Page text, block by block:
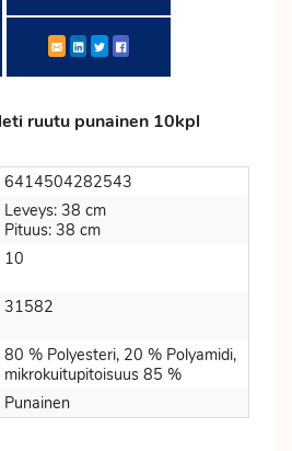
ruutu punainen 10kpl
6414504282543
Leveys: 38 cm
Pituus: 38 cm
10
31582
80 % Polyesteri, 20 % Polyamidi,
mikrokuitupitoisuus 85 %
Punainen